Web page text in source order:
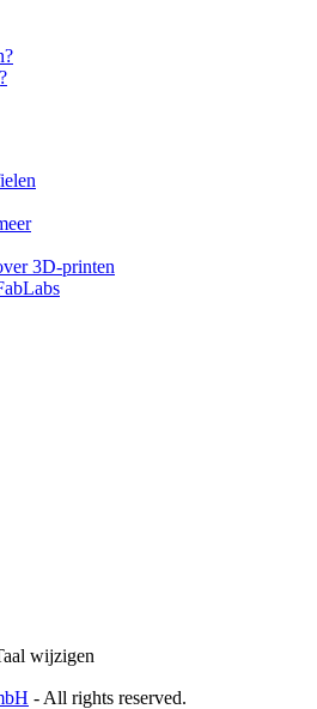
3D-printen
wijzigen
- All rights reserved.